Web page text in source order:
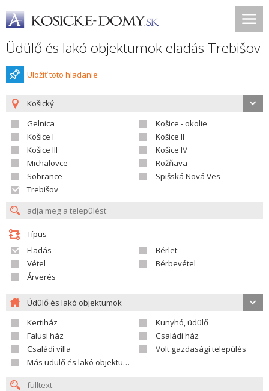
Üdülő és lakó objektumok eladás Trebišov
Uložiť toto hladanie
Košický
Gelnica
Košice - okolie
Košice I
Košice II
Košice III
Košice IV
Michalovce
Rožňava
Sobrance
Spišská Nová Ves
Trebišov
Típus
Eladás
Bérlet
Vétel
Bérbevétel
Árverés
Üdülő és lakó objektumok
Kertiház
Kunyhó, üdülő
Falusi ház
Családi ház
Családi villa
Volt gazdasági település
Más üdülő és lakó objektumok